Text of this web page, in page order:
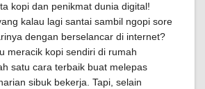
kopi dan penikmat dunia digital!
kalau lagi santai sambil ngopi sore
dengan berselancar di internet?
meracik kopi sendiri di rumah
satu cara terbaik buat melepas
sibuk bekerja. Tapi, selain